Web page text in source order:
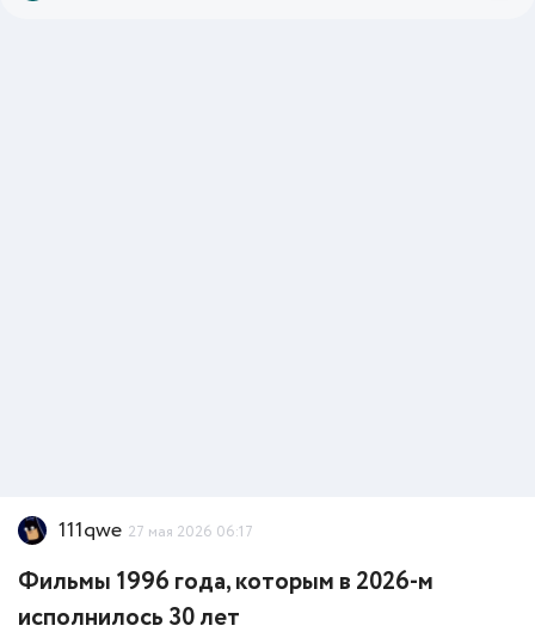
111qwe 27 мая 2026 06:17
Фильмы 1996 года, которым в 2026-м
исполнилось 30 лет